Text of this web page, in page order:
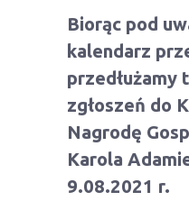
Biorąc pod
kalendarz
przedłużamy
zgłoszeń do
Nagrodę
Karola
9.08.2021 r.